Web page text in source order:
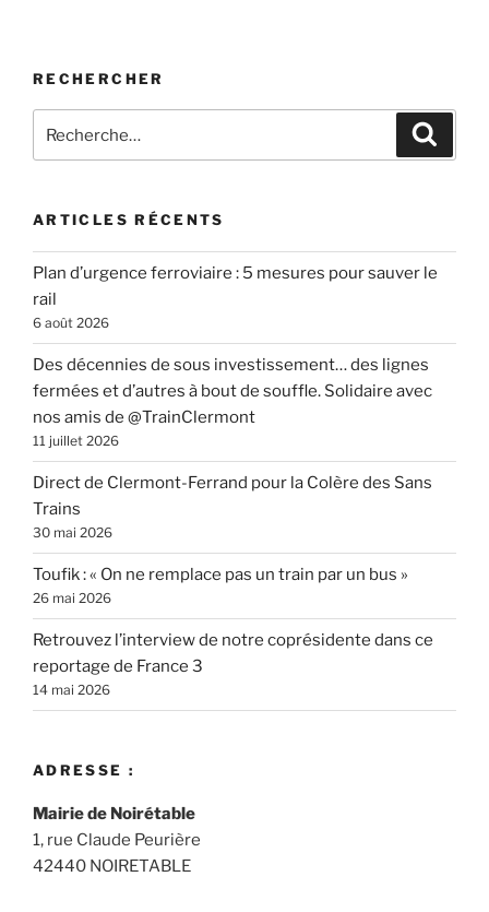
RECHERCHER
pour
ARTICLES RÉCENTS
Plan d’urgence ferroviaire : 5 mesures pour sauver le
rail
6 août 2026
Des décennies de sous investissement… des lignes
fermées et d’autres à bout de souffle. Solidaire avec
nos amis de @TrainClermont
11 juillet 2026
Direct de Clermont-Ferrand pour la Colère des Sans
Trains
30 mai 2026
Toufik : « On ne remplace pas un train par un bus »
26 mai 2026
Retrouvez l’interview de notre coprésidente dans ce
reportage de France 3
14 mai 2026
ADRESSE :
Mairie de Noirétable
1, rue Claude Peurière
42440 NOIRETABLE